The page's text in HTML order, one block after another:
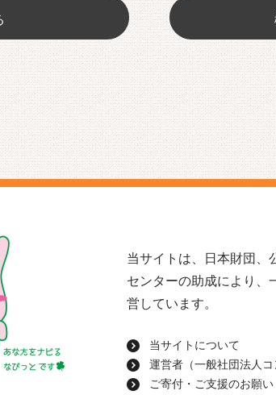
当サイトは、日本財団、
センターの助成により、
営しています。
当サイトについて
運営者（一般社団法人
ご寄付・ご支援のお願い